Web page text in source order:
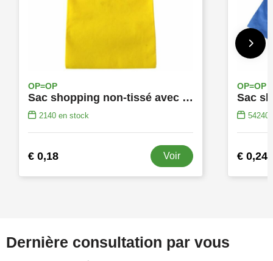
OP=OP
Sac shopping non-tissé avec poignées longues
2140en stock
€ 0,18 Voir
OP=OP
54240
€ 0,24
Dernière consultation par vous